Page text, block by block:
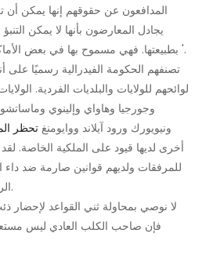
المدافعون عن حقوقهم إنها يمكن أن
يجادل المعارضون بأنها لا يمكن
بطبيعتها. فهي مسموح بها في بعض الأماكن ، وممنوعة في أماكن أخرى '.
تصنفهم الحكومة الفيدرالية رسميًا على
لوائحهم للولايات والبلديات الفردية.
وجورجيا وهاواي وإلينوي
ونيويورك ورود آيلاند ووايومنغ تحظر
أخرى لديها قيود على الملكية الخاصة.
للمرفقات ولديهم قوانين صارمة ضد
الرحيم للحيوان إذا عض شخصًا ما.
لا نوصي بمحاولة ثني القواعد لإحضار